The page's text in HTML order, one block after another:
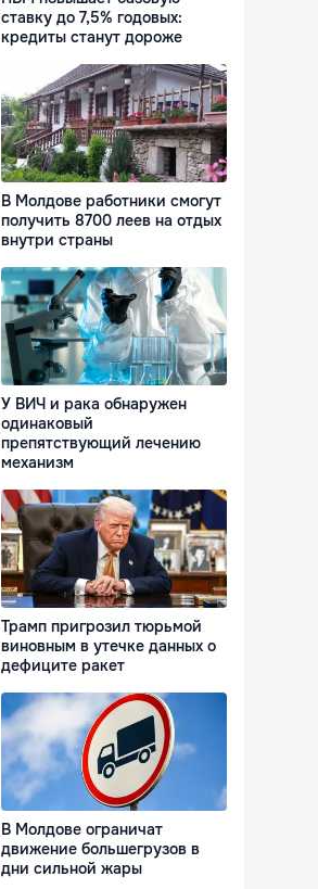
ставку до 7,5% годовых:
кредиты станут дороже
В Молдове работники смогут
получить 8700 леев на отдых
внутри страны
У ВИЧ и рака обнаружен
одинаковый
препятствующий лечению
механизм
Трамп пригрозил тюрьмой
виновным в утечке данных о
дефиците ракет
В Молдове ограничат
движение большегрузов в
дни сильной жары